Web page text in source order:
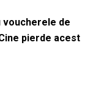
voucherele de
pierde acest